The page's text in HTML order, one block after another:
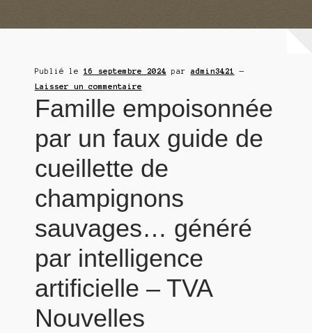
Publié le 16 septembre 2024 paradmin3421
—
Laisser un commentaire
Famille empoisonnée
par un faux guide de
cueillette de
champignons
sauvages… généré
par intelligence
artificielle – TVA
Nouvelles